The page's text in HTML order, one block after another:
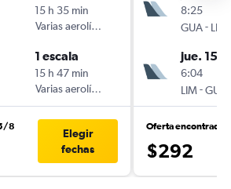
15 h 35 min
Varias aerolíneas
1 escala
15 h 47 min
Varias aerolíneas
8
Elegir
fechas
8:25
GUA- LIM
jue. 15/
6:04
LIM-GUA
Oferta encontrada
$292